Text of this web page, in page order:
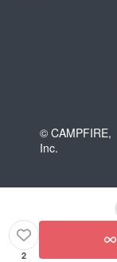
© CAMPFIRE,
Inc.
2